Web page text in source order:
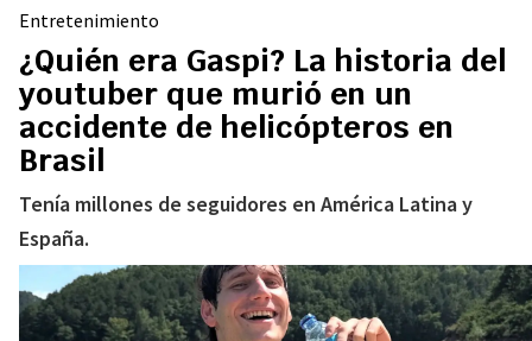
Entretenimiento
¿Quién era Gaspi? La historia del
youtuber que murió en un
accidente de helicópteros en
Brasil
Tenía millones de seguidores en América Latina y
España.